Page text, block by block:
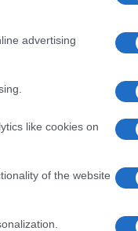
advertising
like cookies on
of the website